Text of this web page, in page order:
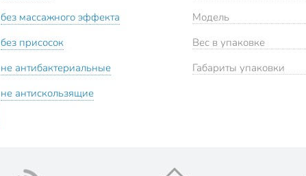
без массажного эффекта
без присосок
не антибактериальные
не антискользящие
Модель
Вес в упаковке
Габариты упаковки